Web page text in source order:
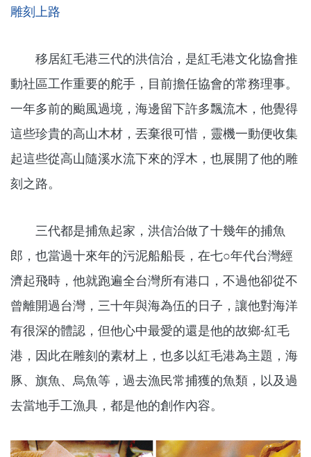
雕刻上路
移居紅毛港三代的洪信治，是紅毛港文化協會推
動社區工作重要的舵手，目前擔任協會的常務理事。
一年多前的颱風過境，海邊留下許多飄流木，他覺得
這些珍貴的高山木材，丟棄很可惜，靈機一動便收集
起這些從高山隨溪水流下來的浮木，也展開了他的雕
刻之路。
三代都是捕魚起家，洪信治做了十幾年的捕魚
郎，也當過十來年的污泥船船長，在七○年代台灣經
濟起飛時，他就跑遍全台灣所有港口，不過他卻從不
曾離開過台灣，三十年與海為伍的日子，讓他對海洋
有很深的體認，但他心中最愛的還是他的故鄉-紅毛
港，因此在雕刻的素材上，也多以紅毛港為主題，海
豚、旗魚、烏魚等，過去漁民常捕獲的魚類，以及過
去當地手工漁具，都是他的創作內容。